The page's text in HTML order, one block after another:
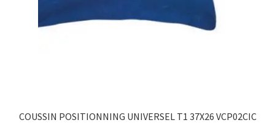
COUSSIN POSITIONNING UNIVERSEL T1 37X26 VCP02CIC